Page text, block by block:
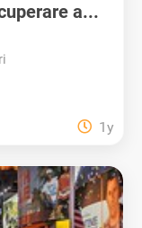
a...
1y